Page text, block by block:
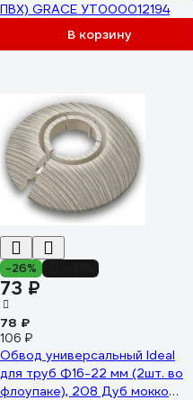
ПВХ) GRACE УТ000012194
В корзину
-26%
73 ₽
78 ₽
106 ₽
Обвод универсальный Ideal
для труб Ф16-22 мм (2шт. во
флоупаке), 208 Дуб мокко